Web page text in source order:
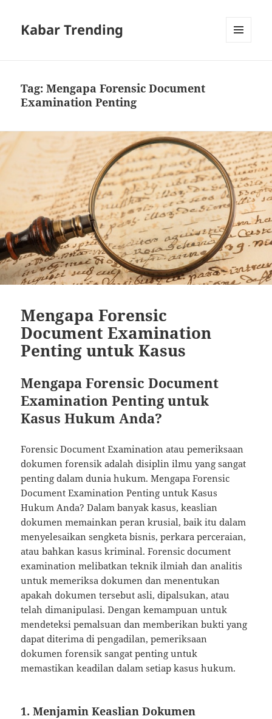
Kabar Trending
Tag:Mengapa Forensic Document
Examination Penting
Mengapa Forensic
Document Examination
Penting untuk Kasus
Mengapa Forensic Document
Examination Penting untuk
Kasus Hukum Anda?
Forensic Document Examination atau pemeriksaan
dokumen forensik adalah disiplin ilmu yang sangat
penting dalam dunia hukum. Mengapa Forensic
Document Examination Penting untuk Kasus
Hukum Anda? Dalam banyak kasus, keaslian
dokumen memainkan peran krusial, baik itu dalam
menyelesaikan sengketa bisnis, perkara perceraian,
atau bahkan kasus kriminal. Forensic document
examination melibatkan teknik ilmiah dan analitis
untuk memeriksa dokumen dan menentukan
apakah dokumen tersebut asli, dipalsukan, atau
telah dimanipulasi. Dengan kemampuan untuk
mendeteksi pemalsuan dan memberikan bukti yang
dapat diterima di pengadilan, pemeriksaan
dokumen forensik sangat penting untuk
memastikan keadilan dalam setiap kasus hukum.
1. Menjamin Keaslian Dokumen